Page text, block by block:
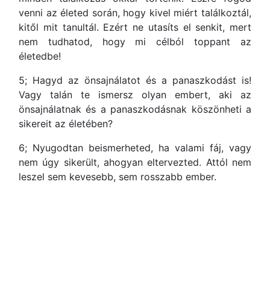
venni az életed során, hogy kivel miért találkoztál,
kitől mit tanultál. Ezért ne utasíts el senkit, mert
nem tudhatod, hogy mi célból toppant az
életedbe!
5; Hagyd az önsajnálatot és a panaszkodást is!
Vagy talán te ismersz olyan embert, aki az
önsajnálatnak és a panaszkodásnak köszönheti a
sikereit az életében?
6; Nyugodtan beismerheted, ha valami fáj, vagy
nem úgy sikerült, ahogyan eltervezted. Attól nem
leszel sem kevesebb, sem rosszabb ember.